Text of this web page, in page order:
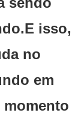
isso,
no
em